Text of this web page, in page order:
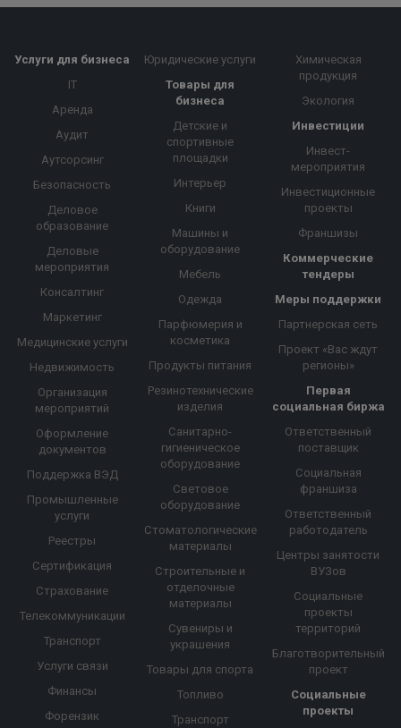
Услуги для бизнеса
IT
Аренда
Аудит
Аутсорсинг
Безопасность
Деловое
образование
Деловые
мероприятия
Консалтинг
Маркетинг
Медицинские услуги
Недвижимость
Организация
мероприятий
Оформление
документов
Поддержка ВЭД
Промышленные
услуги
Реестры
Сертификация
Страхование
Телекоммуникации
Транспорт
Услуги связи
Финансы
Форензик
Юридические услуги
Товары для
бизнеса
Детские и
спортивные
площадки
Интерьер
Книги
Машины и
оборудование
Мебель
Одежда
Парфюмерия и
косметика
Продукты питания
Резинотехнические
изделия
Санитарно-
гигиеническое
оборудование
Световое
оборудование
Стоматологические
материалы
Строительные и
отделочные
материалы
Сувениры и
украшения
Товары для спорта
Топливо
Транспорт
Химическая
продукция
Экология
Инвестиции
Инвест-
мероприятия
Инвестиционные
проекты
Франшизы
Коммерческие
тендеры
Меры поддержки
Партнерская сеть
Проект «Вас ждут
регионы»
Первая
социальная биржа
Ответственный
поставщик
Социальная
франшиза
Ответственный
работодатель
Центры занятости
ВУЗов
Социальные
проекты
территорий
Благотворительный
проект
Социальные
проекты